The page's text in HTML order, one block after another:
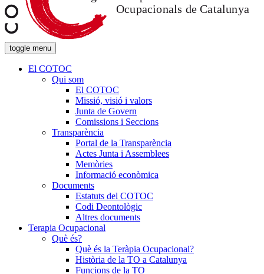
toggle menu
El COTOC
Qui som
El COTOC
Missió, visió i valors
Junta de Govern
Comissions i Seccions
Transparència
Portal de la Transparència
Actes Junta i Assemblees
Memòries
Informació econòmica
Documents
Estatuts del COTOC
Codi Deontològic
Altres documents
Terapia Ocupacional
Què és?
Què és la Teràpia Ocupacional?
Història de la TO a Catalunya
Funcions de la TO